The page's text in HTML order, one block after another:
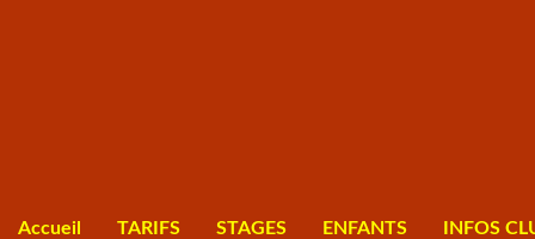
Accueil TARIFS STAGES ENFANTS INFOS